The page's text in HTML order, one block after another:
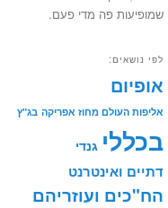
שמופיעות פה מדי פעם.
לפי נושאים:
אופיום
אליפות העולם מחוז אפריקה בג"ץ
בכללי גנדי
דתיים ואינטרנט
הח"כים ועוזריהם